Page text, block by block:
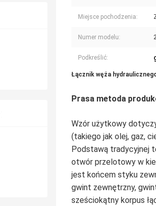
Miejsce pochodzenia:
Numer modelu:
Podkreślić:
Łącznik węża
Prasa metoda
Wzór użytkowy
(takiego jak olej, gaz,
Podstawą tradycyjnej
otwór przelotowy w
jest końcem styku
gwint zewnętrzny,
sześciokątny korpus